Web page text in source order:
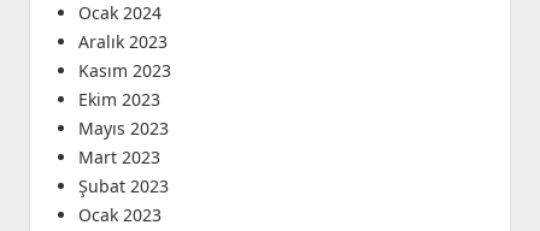
Ocak 2024
Aralık 2023
Kasım 2023
Ekim 2023
Mayıs 2023
Mart 2023
Şubat 2023
Ocak 2023